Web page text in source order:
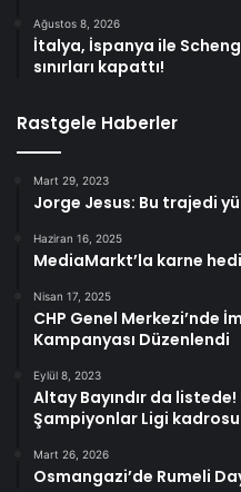
Ağustos 8, 2026
İtalya, İspanya ile
sınırları kapattı!
Rastgele Haberler
Mart 29, 2023
Jorge Jesus: Bu trajedi
Haziran 16, 2025
MediaMarkt’la karne
Nisan 17, 2025
CHP Genel Merkezi’nde
Kampanyası Düzenlendi
Eylül 8, 2023
Altay Bayındır da
Şampiyonlar Ligi
Mart 26, 2026
Osmangazi’de Rumeli